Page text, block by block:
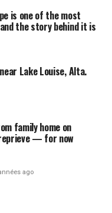
is one of the most
the story behind it is
Lake Louise, Alta.
family home on
— for now
ago